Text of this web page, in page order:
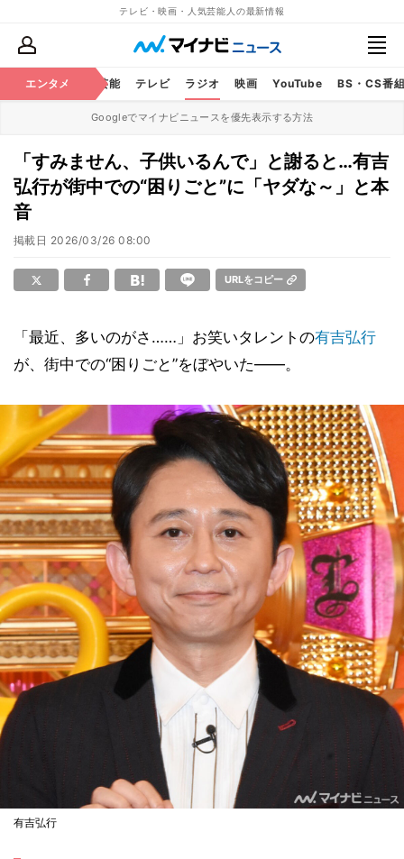
テレビ・映画・人気芸能人の最新情報
エンタメ 芸能 テレビ ラジオ 映画 YouTube BS・CS番
Googleでマイナビニュースを優先表示する方法
「すみません、子供いるんで」と謝ると…有吉
弘行が街中での“困りごと”に「ヤダな～」と本
音
掲載日 2026/03/26 08:00
URLをコピー
「最近、多いのがさ……」お笑いタレントの有吉弘行
が、街中での“困りごと”をぼやいた――。
有吉弘行